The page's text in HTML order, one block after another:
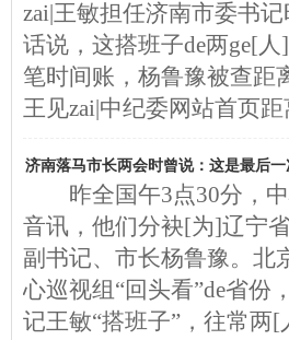
zai|王敏担任济南市委书
话说，这搭班子de两ge[
笔时间账，杨鲁豫被查距
王见zai|中纪委网站首页
济南落马市长两会时曾说：这是最后
昨全国午3点30分，中
音讯，他们分袂[为]辽宁
副书记、市长杨鲁豫。北
心巡视组“回头看”de省份
记王敏“搭班子”，往常